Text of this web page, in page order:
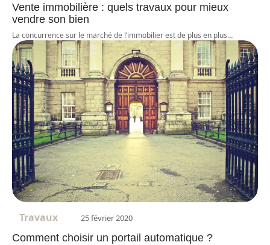
Vente immobilière : quels travaux pour mieux
vendre son bien
La concurrence sur le marché de l’immobilier est de plus en plus…
Travaux 25 février 2020
Comment choisir un portail automatique ?